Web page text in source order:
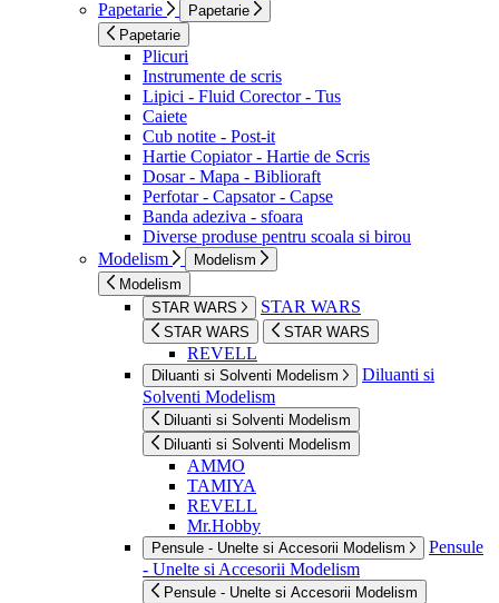
Papetarie
Papetarie
Papetarie
Plicuri
Instrumente de scris
Lipici - Fluid Corector - Tus
Caiete
Cub notite - Post-it
Hartie Copiator - Hartie de Scris
Dosar - Mapa - Biblioraft
Perfotar - Capsator - Capse
Banda adeziva - sfoara
Diverse produse pentru scoala si birou
Modelism
Modelism
Modelism
STAR WARS
STAR WARS
STAR WARS STAR WARS
REVELL
Diluanti si Solventi Modelism
Diluanti si
Solventi Modelism
Diluanti si Solventi Modelism
Diluanti si Solventi Modelism
AMMO
TAMIYA
REVELL
Mr.Hobby
Pensule - Unelte si Accesorii Modelism
Pensule
- Unelte si Accesorii Modelism
Pensule - Unelte si Accesorii Modelism